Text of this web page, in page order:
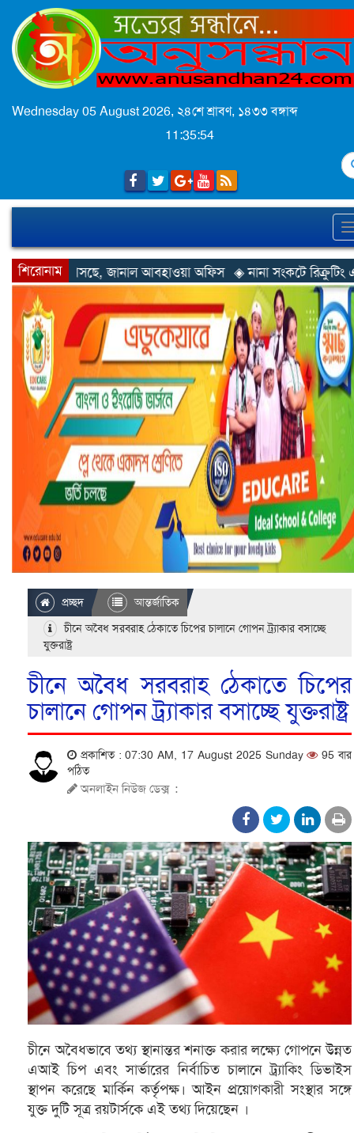
Wednesday 05 August 2026, ২৪শে শ্রাবণ, ১৪৩৩ বঙ্গাব্দ
11:35:57
শিরোনাম
আবহাওয়া অফিস ◈ নানা সংকটে রিক্রুটিং এজেন্সি, হুমকির মুখে শ্রম
প্রচ্ছদ
আন্তর্জাতিক
চীনে অবৈধ সরবরাহ ঠেকাতে চিপের চালানে গোপন ট্র্যাকার বসাচ্ছে
যুক্তরাষ্ট্র
চীনে অবৈধ সরবরাহ ঠেকাতে চিপের
চালানে গোপন ট্র্যাকার বসাচ্ছে যুক্তরাষ্ট্র
প্রকাশিত : 07:30 AM, 17 August 2025 Sunday
95 বার
পঠিত
অনলাইন নিউজ ডেক্স :
চীনে অবৈধভাবে তথ্য স্থানান্তর শনাক্ত করার লক্ষ্যে গোপনে উন্নত
এআই চিপ এবং সার্ভারের নির্বাচিত চালানে ট্র্যাকিং ডিভাইস
স্থাপন করেছে মার্কিন কর্তৃপক্ষ। আইন প্রয়োগকারী সংস্থার সঙ্গে
যুক্ত দুটি সূত্র রয়টার্সকে এই তথ্য দিয়েছেন ।